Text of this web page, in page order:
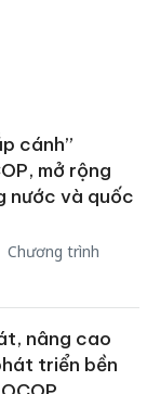
cánh”
mở rộng
nước và quốc
Chương trình
nâng cao
triển bền